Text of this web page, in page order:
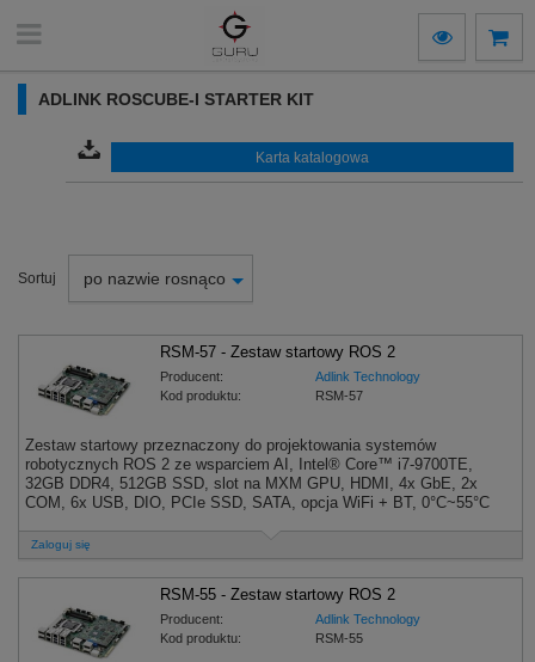
ADLINK ROSCUBE-I STARTER KIT
Karta katalogowa
Sortuj po nazwie rosnąco
RSM-57 - Zestaw startowy ROS 2
Producent:
Adlink Technology
Kod produktu:
RSM-57
Zestaw startowy przeznaczony do projektowania systemów
robotycznych ROS 2 ze wsparciem AI, Intel® Core™ i7-9700TE,
32GB DDR4, 512GB SSD, slot na MXM GPU, HDMI, 4x GbE, 2x
COM, 6x USB, DIO, PCIe SSD, SATA, opcja WiFi + BT, 0°C~55°C
Zaloguj się
RSM-55 - Zestaw startowy ROS 2
Producent:
Adlink Technology
Kod produktu:
RSM-55